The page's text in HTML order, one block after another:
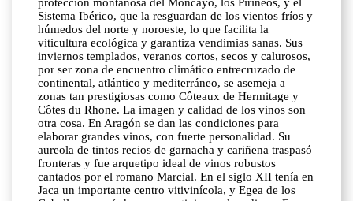
Sistema Ibérico, que la resguardan de los vientos fríos y
húmedos del norte y noroeste, lo que facilita la
viticultura ecológica y garantiza vendimias sanas. Sus
inviernos templados, veranos cortos, secos y calurosos,
por ser zona de encuentro climático entrecruzado de
continental, atlántico y mediterráneo, se asemeja a
zonas tan prestigiosas como Côteaux de Hermitage y
Côtes du Rhone. La imagen y calidad de los vinos son
otra cosa. En Aragón se dan las condiciones para
elaborar grandes vinos, con fuerte personalidad. Su
aureola de tintos recios de garnacha y cariñena traspasó
fronteras y fue arquetipo ideal de vinos robustos
cantados por el romano Marcial. En el siglo XII tenía en
Jaca un importante centro vitivinícola, y Egea de los